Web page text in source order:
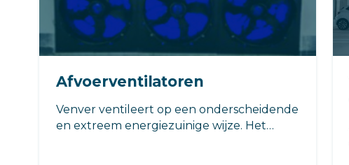
Afvoerventilatoren
Venver ventileert op een onderscheidende
en extreem energiezuinige wijze. Het